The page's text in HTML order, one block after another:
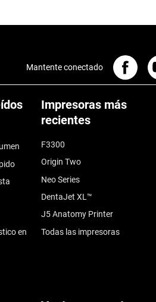
en
Impresoras más
recientes
F3300
Origin Two
Neo Series
DentaJet XL™
J5 Anatomy Printer
Todas las impresoras
Mantente conectado